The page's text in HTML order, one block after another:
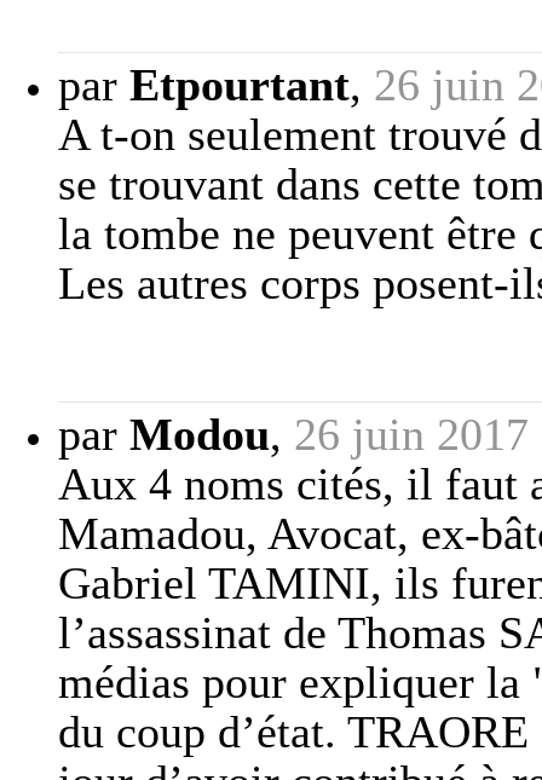
par Etpourtant, 26 juin
A t-on seulement trouvé
se trouvant dans cette
la tombe ne peuvent
Les autres corps posent-
par Modou, 26 juin 2017
Aux 4 noms cités, il faut
Mamadou, Avocat, ex-
Gabriel TAMINI, ils
l’assassinat de Thomas
médias pour expliquer
du coup d’état.